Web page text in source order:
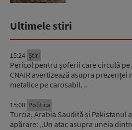
Ultimele stiri
15:24 Știri
Pericol pentru șoferii care circulă
CNAIR avertizează asupra
metalice pe carosabil…
15:00 Politica
Turcia, Arabia Saudită și Pakistanul
apărare: „Un atac asupra uneia